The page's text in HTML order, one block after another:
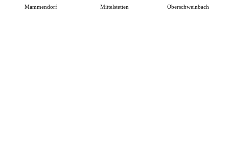
Mammendorf Mittelstetten Oberschweinbach